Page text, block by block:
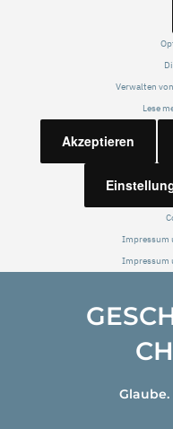
Verwalten
Lese
Akzeptieren
Impressum
Impressum